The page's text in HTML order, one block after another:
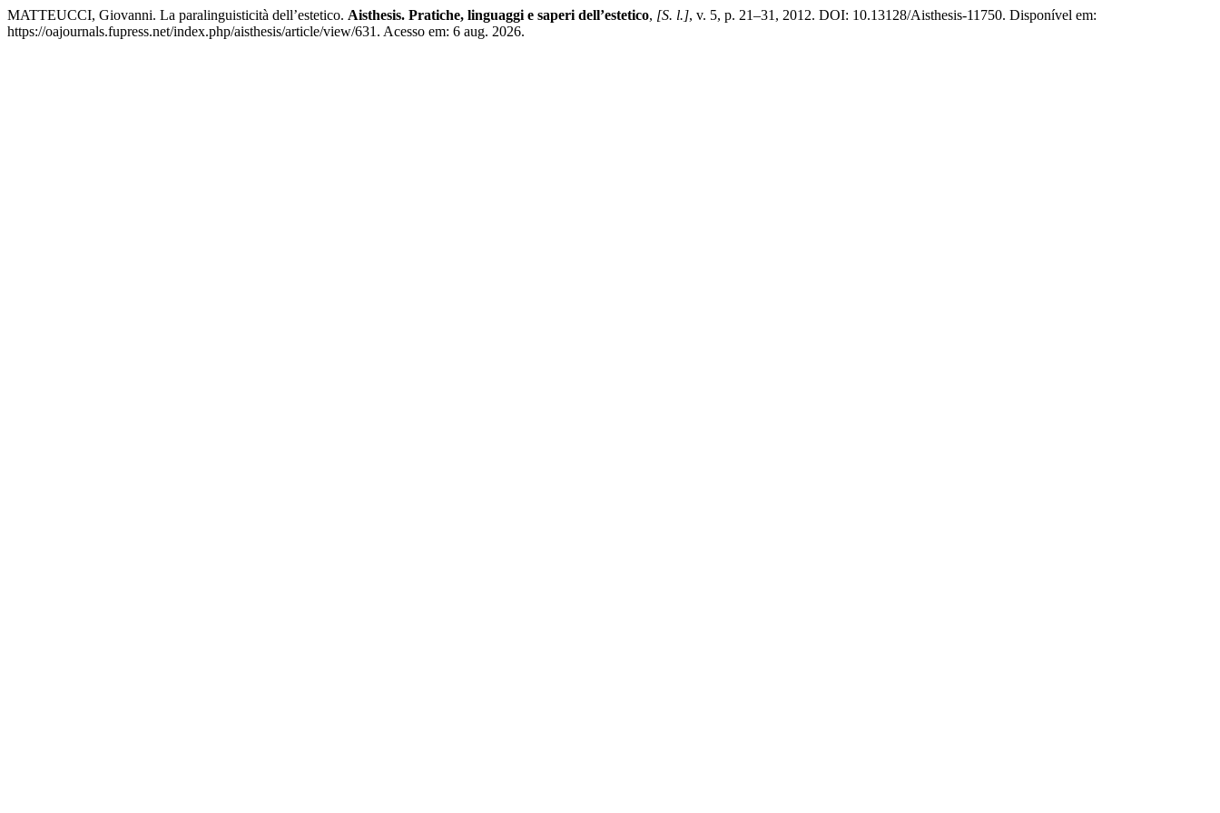
MATTEUCCI, Giovanni. La paralinguisticità dell’estetico. Aisthesis. Pratiche, linguaggi e saperi dell’estetico, [S. l.], v. 5, p. 21–31, 2012. DOI: 10.13128/Aisthesis-11750. Disponível em:
https://oajournals.fupress.net/index.php/aisthesis/article/view/631. Acesso em: 6 aug. 2026.